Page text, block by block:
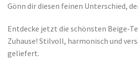
Gönn dir diesen feinen Unterschied,
Entdecke jetzt die schönsten Beige-
Zuhause! Stilvoll, harmonisch und
geliefert.